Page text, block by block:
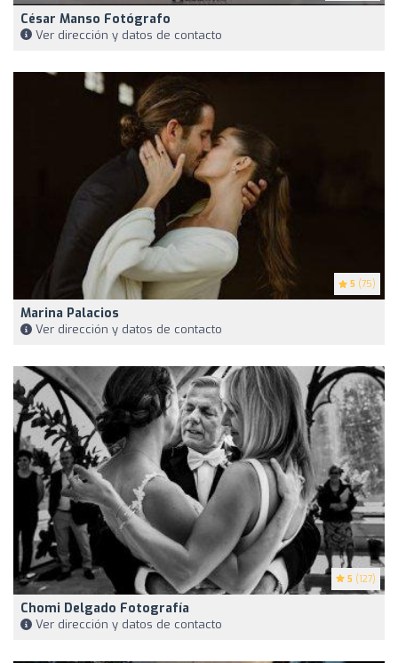
César Manso Fotógrafo
Ver dirección y datos de contacto
5 (75)
Marina Palacios
Ver dirección y datos de contacto
5 (127)
Chomi Delgado Fotografía
Ver dirección y datos de contacto